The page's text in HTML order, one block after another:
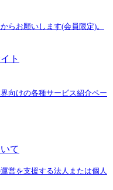
らお願いします(会員限定)。
ト
向けの各種サービス紹介ペー
て
営を支援する法人または個人